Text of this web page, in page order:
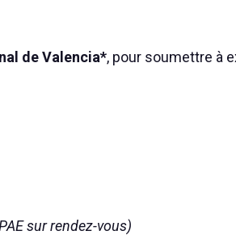
de Valencia*, pour soumettre à
sur rendez-vous)